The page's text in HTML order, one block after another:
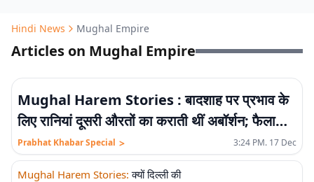
Hindi News Mughal Empire
Articles on Mughal Empire
Mughal Harem Stories : बादशाह पर प्रभाव के
लिए रानियां दूसरी औरतों का कराती थीं अबॉर्शन; फैलाती
थीं ये झूठी खबर
Prabhat Khabar Special > 3:24 PM. 17 Dec
Mughal Harem Stories: क्यों दिल्ली की